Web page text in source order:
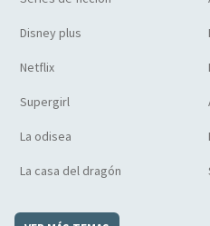
Disney plus
Netflix
Supergirl
La odisea
La casa del dragón